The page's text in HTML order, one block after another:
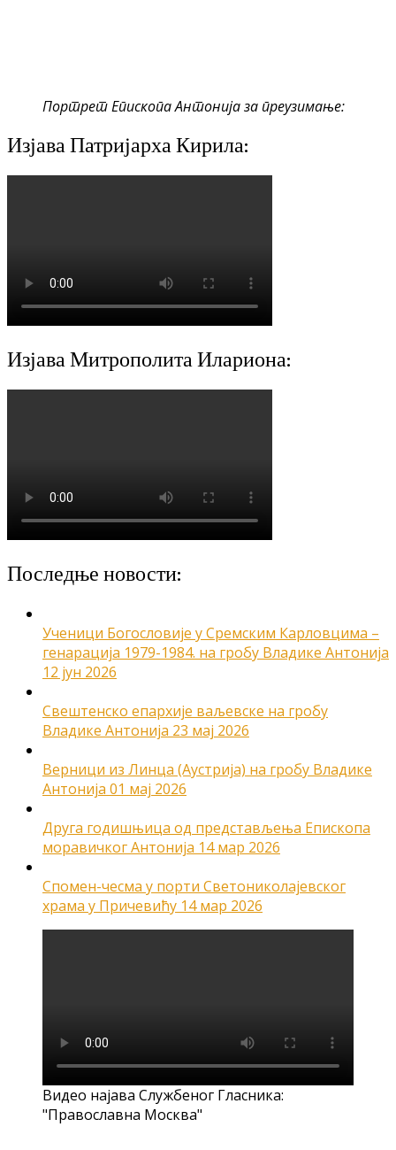
Портрет Епископа Антонија за преузимање:
Изјава Патријарха Кирила:
Изјава Митрополита Илариона:
Последње новости:
Ученици Богословије у Сремским Карловцима –
генарација 1979-1984. на гробу Владике Антонија
12 јун 2026
Свештенско епархије ваљевске на гробу
Владике Антонија 23 мај 2026
Верници из Линца (Аустрија) на гробу Владике
Антонија 01 мај 2026
Друга годишњица од представљења Епископа
моравичког Антонија 14 мар 2026
Спомен-чесма у порти Светониколајевског
храма у Причевићу 14 мар 2026
Видео најава Службеног Гласника:
"Православна Москва"